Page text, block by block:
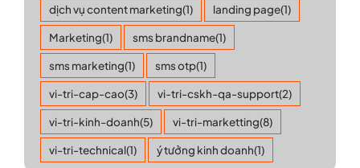
dịch vụ content marketing(1) landing page(1)
Marketing(1) sms brandname(1)
sms marketing(1) sms otp(1)
vi-tri-cap-cao(3) vi-tri-cskh-qa-support(2)
vi-tri-kinh-doanh(5) vi-tri-marketting(8)
vi-tri-technical(1) ý tưởng kinh doanh(1)